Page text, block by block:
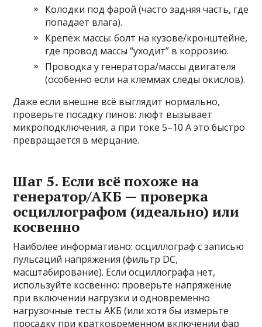
Колодки под фарой (часто задняя часть, где
попадает влага).
Крепёж массы: болт на кузове/кронштейне,
где провод массы “уходит” в коррозию.
Проводка у генератора/массы двигателя
(особенно если на клеммах следы окислов).
Даже если внешне всё выглядит нормально,
проверьте посадку пинов: люфт вызывает
микроподключения, а при токе 5–10 А это быстро
превращается в мерцание.
Шаг 5. Если всё похоже на
генератор/АКБ — проверка
осциллографом (идеально) или
косвенно
Наиболее информативно: осциллограф с записью
пульсаций напряжения (фильтр DC,
масштабирование). Если осциллографа нет,
используйте косвенно: проверьте напряжение
при включении нагрузки и одновременно
нагрузочные тесты АКБ (или хотя бы измерьте
просадку при кратковременном включении фар